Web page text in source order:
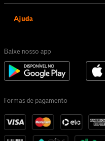
Ajuda
Baixe nosso app
Formas de pagamento